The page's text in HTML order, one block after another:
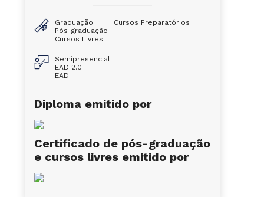
Graduação
Pós-graduação
Cursos Livres
Cursos Preparatórios
Semipresencial
EAD 2.0
EAD
Diploma emitido por
Certificado de pós-graduação
e cursos livres emitido por